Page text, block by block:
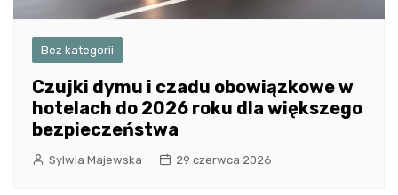
Bez kategorii
Czujki dymu i czadu obowiązkowe w
hotelach do 2026 roku dla większego
bezpieczeństwa
Sylwia Majewska 29 czerwca 2026